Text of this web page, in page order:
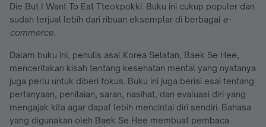
Die But I Want To Eat Tteokpokki. Buku ini cukup populer dan
sudah terjual lebih dari ribuan eksemplar di berbagai e-
commerce.
Dalam buku ini, penulis asal Korea Selatan, Baek Se Hee,
menceritakan kisah tentang kesehatan mental yang nyatanya
juga perlu untuk diberi fokus. Buku ini juga berisi esai tentang
pertanyaan, penilaian, saran, nasihat, dan evaluasi diri yang
mengajak kita agar dapat lebih mencintai diri sendiri. Bahasa
yang digunakan oleh Baek Se Hee membuat pembaca